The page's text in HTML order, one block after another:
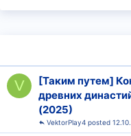
V
[Таким путем]
древних
(2025)
VektorPlay4